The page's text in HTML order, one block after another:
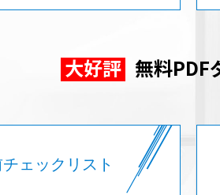
大好評 無料PDF
ェックリスト